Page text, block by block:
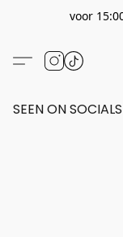
voor
SEEN ON SOCIALS